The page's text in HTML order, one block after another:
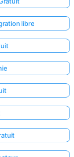
libre